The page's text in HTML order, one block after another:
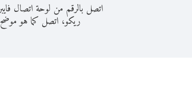
اتصل بالرقم من لوحة اتصال
ريكو، اتصل كما هو موضح